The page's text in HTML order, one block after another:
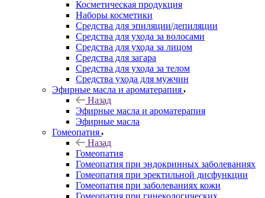
Косметическая продукция
Наборы косметики
Средства для эпиляции/депиляции
Средства для ухода за волосами
Средства для ухода за лицом
Средства для загара
Средства для ухода за телом
Средства ухода для мужчин
Эфирные масла и ароматерапия
Назад
Эфирные масла и ароматерапия
Эфирные масла
Гомеопатия
Назад
Гомеопатия
Гомеопатия при эндокринных заболеваниях
Гомеопатия при эректильной дисфункции
Гомеопатия при заболеваниях кожи
Гомеопатия при гинекологических